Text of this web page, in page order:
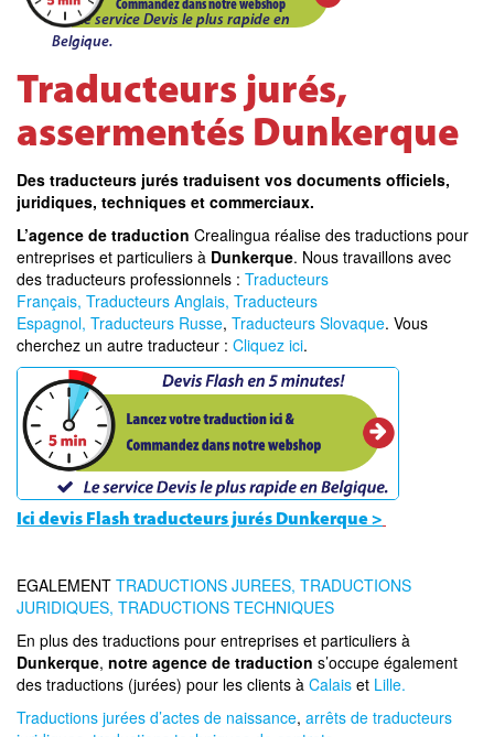
Commandez dans notre webshop
Le service Devis le plus rapide en
Belgique.
Traducteurs jurés,
assermentés Dunkerque
Des traducteurs jurés traduisent vos documents officiels,
juridiques, techniques et commerciaux.
L’agence de traduction Crealingua réalise des traductions pour
entreprises et particuliers à Dunkerque. Nous travaillons avec
des traducteurs professionnels : Traducteurs
Français, Traducteurs Anglais, Traducteurs
Espagnol, Traducteurs Russe, Traducteurs Slovaque. Vous
cherchez un autre traducteur : Cliquez ici.
Ici devis Flash traducteurs jurés Dunkerque>
EGALEMENT TRADUCTIONS JUREES, TRADUCTIONS
JURIDIQUES, TRADUCTIONS TECHNIQUES
En plus des traductions pour entreprises et particuliers à
Dunkerque, notre agence de traduction s’occupe également
des traductions (jurées) pour les clients à Calais et Lille.
Traductions jurées d’actes de naissance, arrêts de traducteurs